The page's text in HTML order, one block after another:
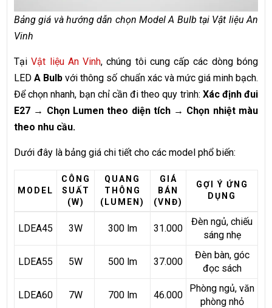
Bảng giá và hướng dẫn chọn Model A Bulb tại Vật liệu An
Vinh
TạiVật liệu An Vinh, chúng tôi cung cấp các dòng bóng
LEDA Bulb với thông số chuẩn xác và mức giá minh bạch.
Để chọn nhanh, bạn chỉ cần đi theo quy trình: Xác định đui
E27 → Chọn Lumen theo diện tích → Chọn nhiệt màu
theo nhu cầu.
Dưới đây là bảng giá chi tiết cho các model phổ biến:
MODEL
CÔNG
SUẤT
(W)
QUANG
THÔNG
(LUMEN)
GIÁ
BÁN
(VNĐ)
GỢI Ý ỨNG
DỤNG
LDEA45 3W 300 lm 31.000
Đèn ngủ, chiếu
sáng nhẹ
LDEA55 5W 500 lm 37.000
Đèn bàn, góc
đọc sách
LDEA60 7W 700 lm 46.000
Phòng ngủ, văn
phòng nhỏ